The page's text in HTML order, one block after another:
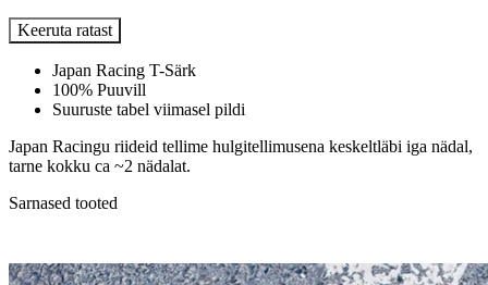
Keeruta ratast
Japan Racing T-Särk
100% Puuvill
Suuruste tabel viimasel pildi
Japan Racingu riideid tellime hulgitellimusena keskeltläbi iga nädal,
tarne kokku ca ~2 nädalat.
Sarnased tooted